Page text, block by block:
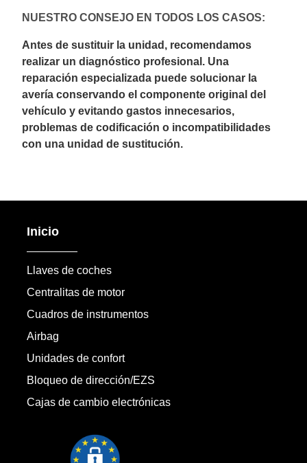
NUESTRO CONSEJO EN TODOS LOS CASOS:
Antes de sustituir la unidad, recomendamos
realizar un diagnóstico profesional. Una
reparación especializada puede solucionar la
avería conservando el componente original del
vehículo y evitando gastos innecesarios,
problemas de codificación o incompatibilidades
con una unidad de sustitución.
Inicio
Llaves de coches
Centralitas de motor
Cuadros de instrumentos
Airbag
Unidades de confort
Bloqueo de dirección/EZS
Cajas de cambio electrónicas